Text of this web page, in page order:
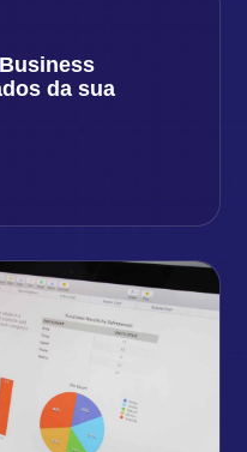
da sua